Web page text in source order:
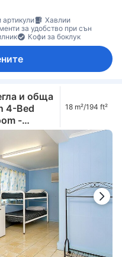
артикули
Хавлии
за удобство при сън
Кофи за боклук
и обща
4-Bed
-
18 m²/194 ft²